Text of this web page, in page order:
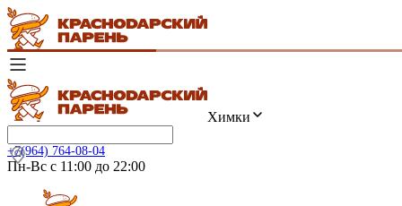
Химки
+7(964) 764-08-04
Пн-Вс с 11:00 до 22:00